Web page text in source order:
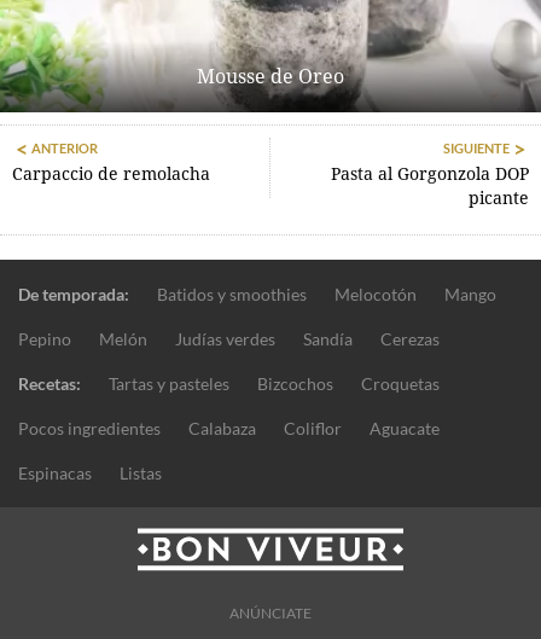
Mousse de Oreo
ANTERIOR
Carpaccio de remolacha
SIGUIENTE
Pasta al Gorgonzola DOP
picante
De temporada: Batidos y smoothies Melocotón Mango
Pepino Melón Judías verdes Sandía Cerezas
Recetas: Tartas y pasteles Bizcochos Croquetas
Pocos ingredientes Calabaza Coliflor Aguacate
Espinacas Listas
ANÚNCIATE